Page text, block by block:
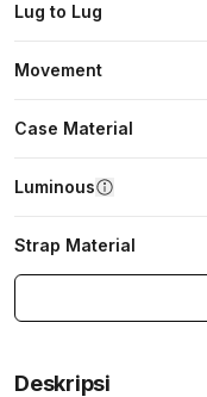
Lug to Lug
Movement
Case Material
Luminous
Strap Material
Deskripsi